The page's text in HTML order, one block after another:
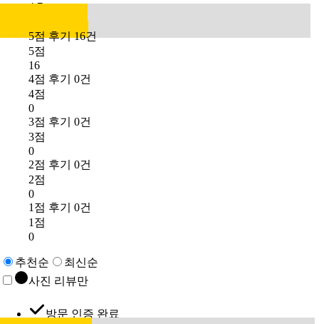
4.7
5점 후기 16건
5점
16
4점 후기 0건
4점
0
3점 후기 0건
3점
0
2점 후기 0건
2점
0
1점 후기 0건
1점
0
추천순
최신순
사진 리뷰만
방문 인증 완료